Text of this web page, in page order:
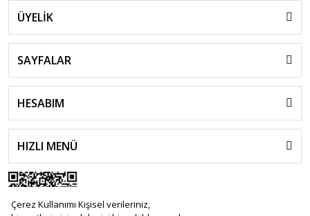
Çerez Kullanımı Kişisel verileriniz,
ÜYELİK
SAYFALAR
HESABIM
HIZLI MENÜ